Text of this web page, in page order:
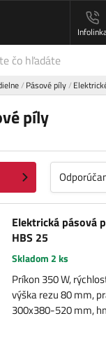
Pásové píly
píly
Elektrická pásová
HBS 25
Skladom 2 ks
Príkon 350 W,
výška rezu 80 mm,
300x380-520 mm,